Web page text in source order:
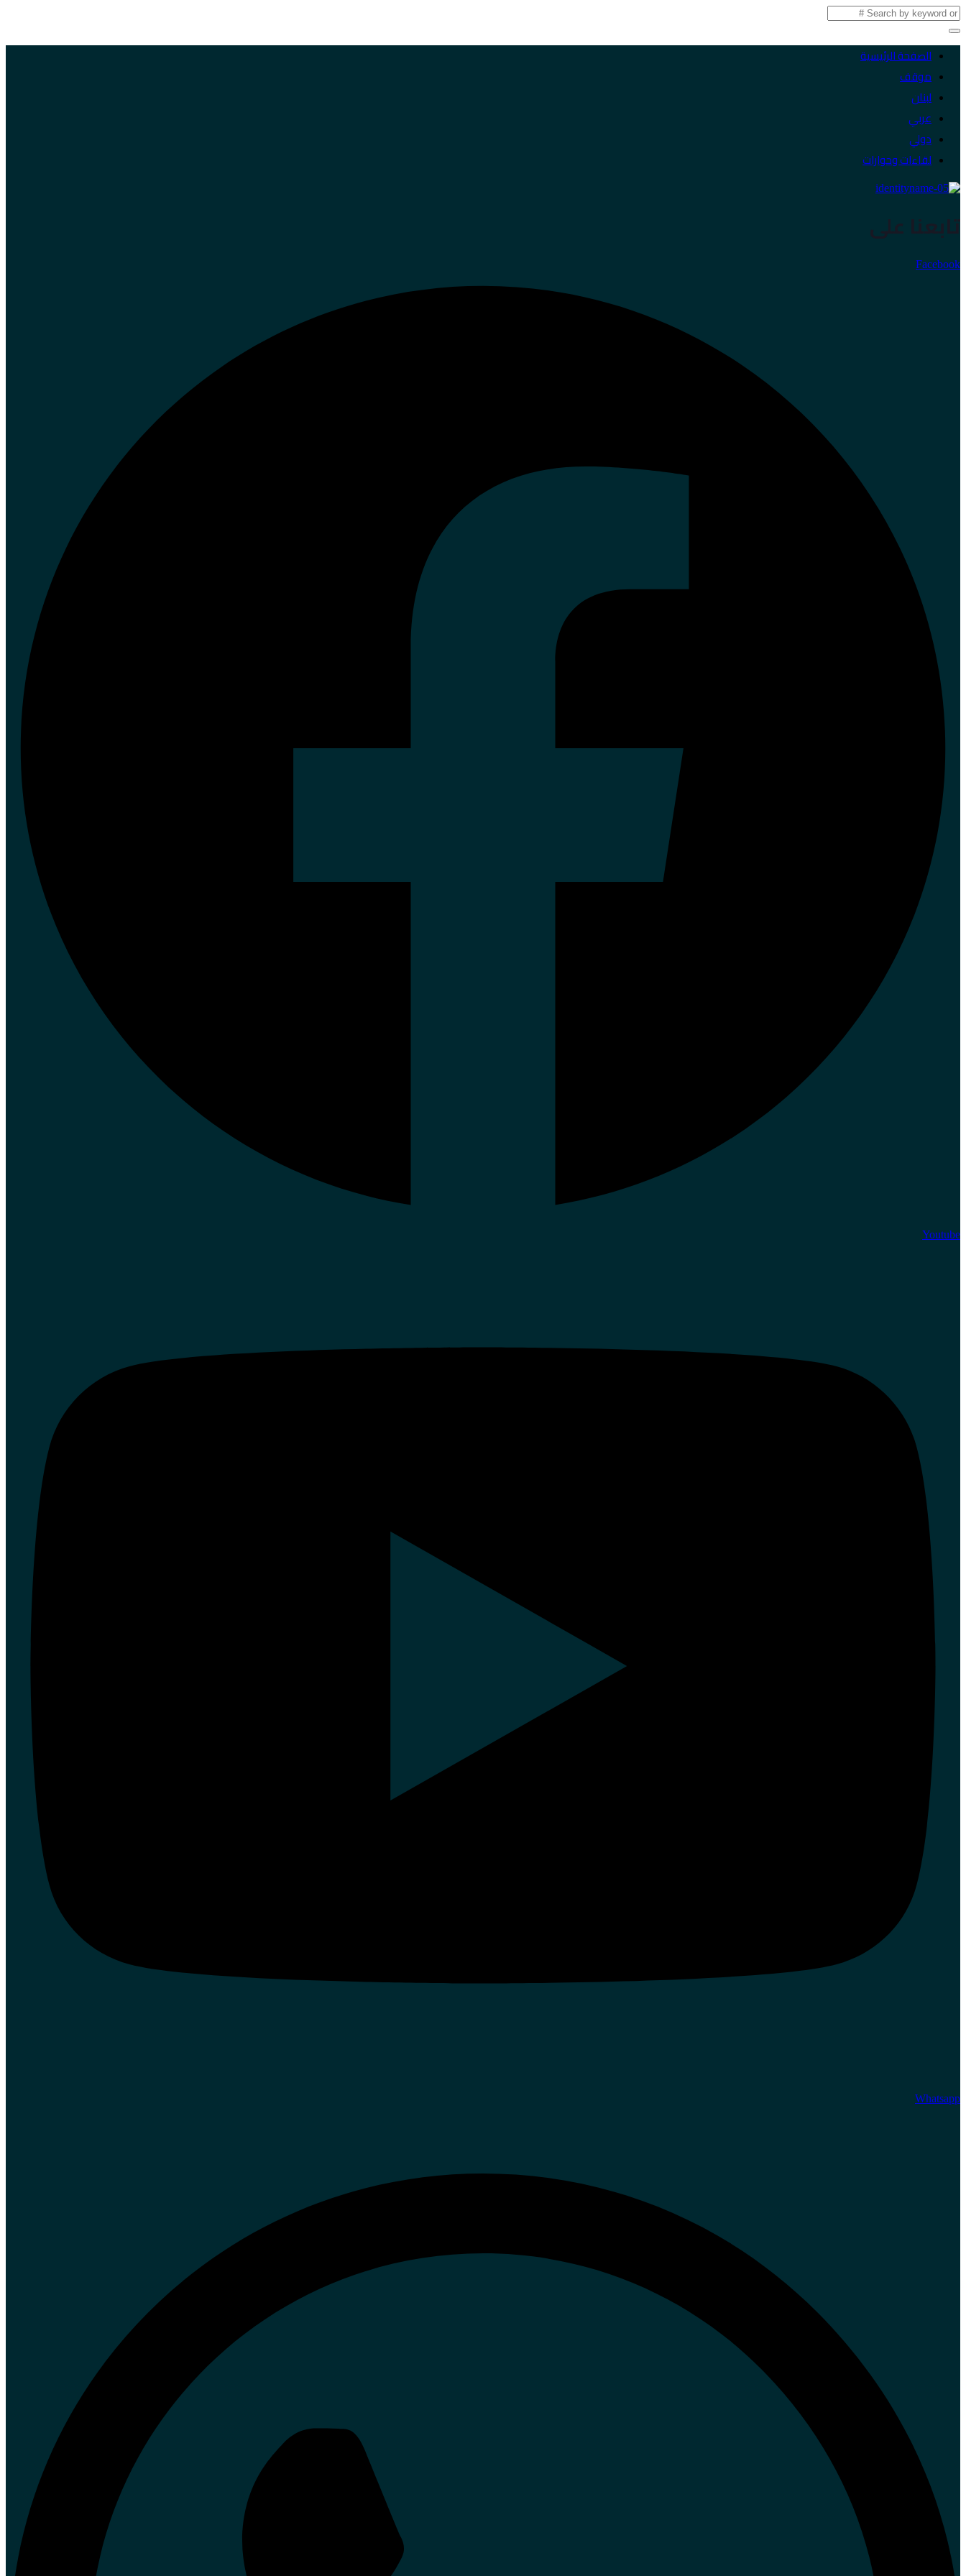
الصفحة الرئيسية
موقف
لبنان
عربي
دولي
لقاءات وحوارات
تابعنا على
Facebook
Youtube
Whatsapp